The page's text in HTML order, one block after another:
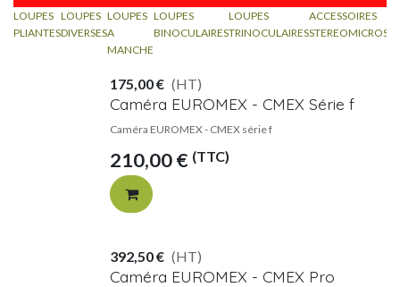
LOUPES
PLIANTES
LOUPES
DIVERSES
LOUPES
A
MANCHE
LOUPES
BINOCULAIRES
LOUPES
TRINOCULAIRES
ACCESSOIRES
Caméra EUROMEX - CMEX Série f
Caméra EUROMEX - CMEX série f
210,00€ (TTC)
175,00€ (HT)
Caméra EUROMEX - CMEX Pro
392,50€ (HT)